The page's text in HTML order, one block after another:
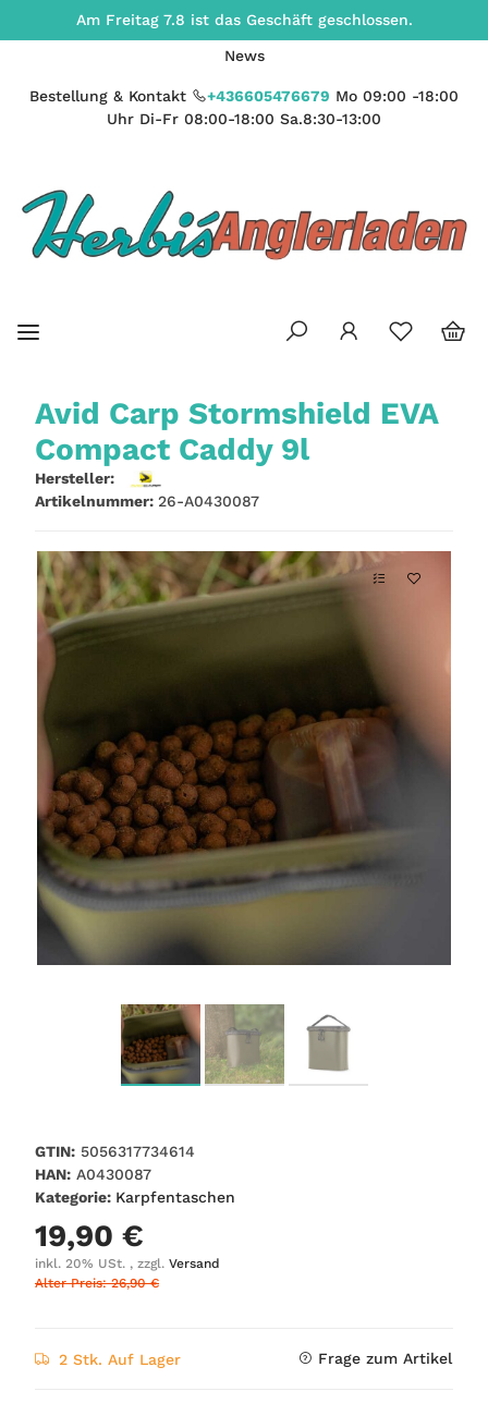
Am Freitag 7.8 ist das Geschäft geschlossen.
News
Bestellung & Kontakt +436605476679 Mo 09:00 -18:00
Uhr Di-Fr 08:00-18:00 Sa.8:30-13:00
Avid Carp Stormshield EVA
Compact Caddy 9l
Hersteller:
Artikelnummer: 26-A0430087
GTIN: 5056317734614
HAN: A0430087
Kategorie: Karpfentaschen
19,90 €
inkl. 20% USt. , zzgl. Versand
Alter Preis: 26,90 €
2 Stk. Auf Lager Frage zum Artikel